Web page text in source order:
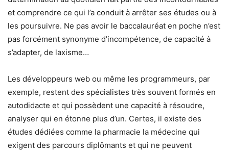
et comprendre ce qui l’a conduit à arrêter ses études ou à
les poursuivre. Ne pas avoir le baccalauréat en poche n’est
pas forcément synonyme d’incompétence, de capacité à
s’adapter, de laxisme…
Les développeurs web ou même les programmeurs, par
exemple, restent des spécialistes très souvent formés en
autodidacte et qui possèdent une capacité à résoudre,
analyser qui en étonne plus d’un. Certes, il existe des
études dédiées comme la pharmacie la médecine qui
exigent des parcours diplômants et qui ne peuvent